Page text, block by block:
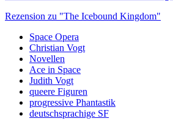
Rezension zu "The Icebound Kingdom"
Space Opera
Christian Vogt
Novellen
Ace in Space
Judith Vogt
queere Figuren
progressive Phantastik
deutschsprachige SF